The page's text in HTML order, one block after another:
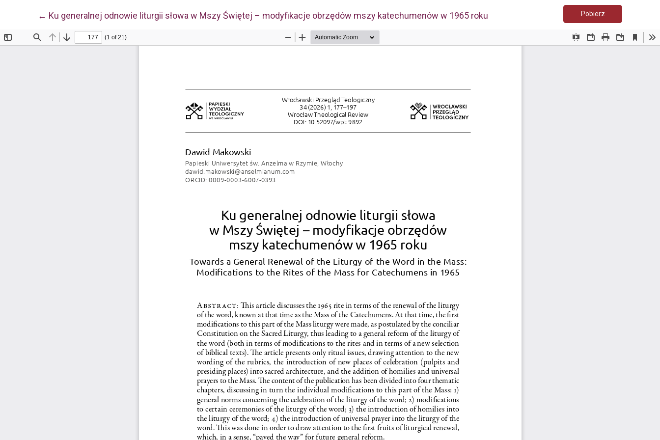
← Wróć do szczegółów artykułu
Ku generalnej odnowie liturgii słowa w Mszy Świętej – modyfikacje obrzędów mszy katechumenów w 1965 roku PobierzPobierz PDF